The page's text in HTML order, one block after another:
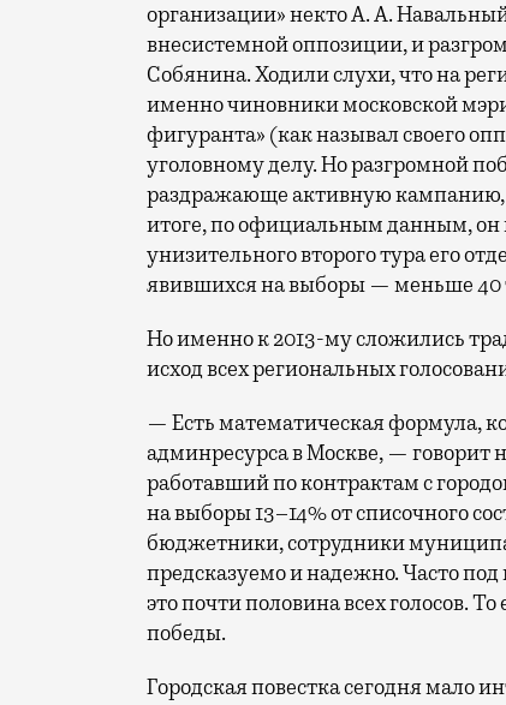
организации» некто А. А.
внесистемной оппозиции, и
Собянина. Ходили слухи, что на
именно чиновники московской
фигуранта» (как называл своего
уголовному делу. Но разгромной
раздражающе активную кампанию,
итоге, по официальным данным, он
унизительного второго тура его
явившихся на выборы — меньше 40
Но именно к 2013-му сложились
исход всех региональных
— Есть математическая формула,
админресурса в Москве, — говорит
работавший по контрактам с
на выборы 13–14% от списочного
бюджетники, сотрудники
предсказуемо и надежно. Часто
это почти половина всех голосов.
победы.
Городская повестка сегодня мало